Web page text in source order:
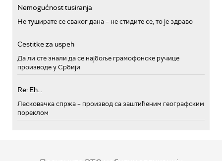
Nemogućnost tusiranja
Не туширате се сваког дана – не стидите се, то је здраво
Cestitke za uspeh
Да ли сте знали да се најбоље грамофонске ручице
производе у Србији
Re: Eh...
Лесковачка спржа – производ са заштићеним географским
пореклом